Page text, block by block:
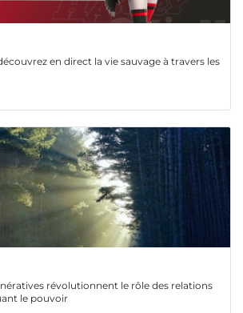
en direct la vie sauvage à travers les
révolutionnent le rôle des relations
le pouvoir